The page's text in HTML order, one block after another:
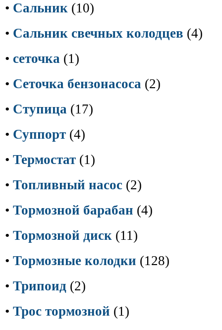
• Сальник (10)
• Сальник свечных колодцев (4)
• сеточка (1)
• Сеточка бензонасоса (2)
• Ступица (17)
• Суппорт (4)
• Термостат (1)
• Топливный насос (2)
• Тормозной барабан (4)
• Тормозной диск (11)
• Тормозные колодки (128)
• Трипоид (2)
• Трос тормозной (1)